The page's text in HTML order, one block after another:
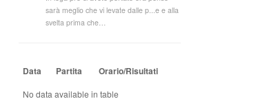
sarà meglio che vi levate dalle p...e e alla
svelta prima che…
Data Partita Orario/Risultati
No data available in table